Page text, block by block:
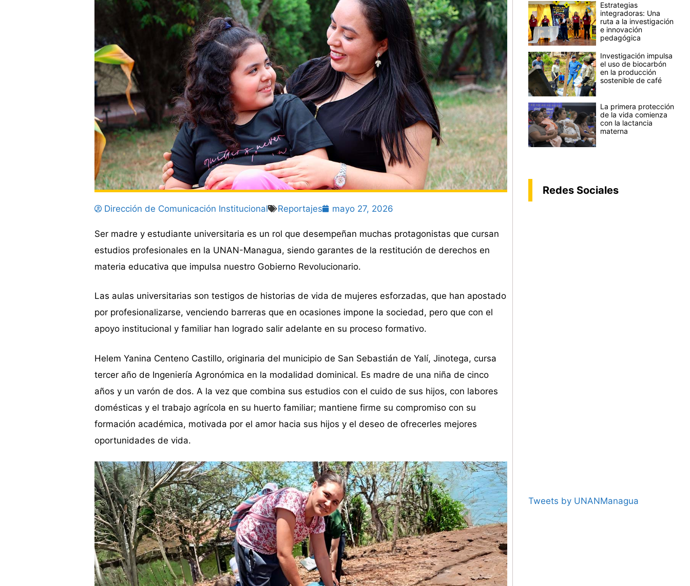
Dirección de Comunicación Institucional Reportajes mayo 27, 2026
Ser madre y estudiante universitaria es un rol que desempeñan muchas protagonistas que cursan
estudios profesionales en la UNAN-Managua, siendo garantes de la restitución de derechos en
materia educativa que impulsa nuestro Gobierno Revolucionario.
Las aulas universitarias son testigos de historias de vida de mujeres esforzadas, que han apostado
por profesionalizarse, venciendo barreras que en ocasiones impone la sociedad, pero que con el
apoyo institucional y familiar han logrado salir adelante en su proceso formativo.
Helem Yanina Centeno Castillo, originaria del municipio de San Sebastián de Yalí, Jinotega, cursa
tercer año de Ingeniería Agronómica en la modalidad dominical. Es madre de una niña de cinco
años y un varón de dos. A la vez que combina sus estudios con el cuido de sus hijos, con labores
domésticas y el trabajo agrícola en su huerto familiar; mantiene firme su compromiso con su
formación académica, motivada por el amor hacia sus hijos y el deseo de ofrecerles mejores
oportunidades de vida.
Estrategias
integradoras: Una
ruta a la investigación
e innovación
pedagógica
Investigación impulsa
el uso de biocarbón
en la producción
sostenible de café
La primera protección
de la vida comienza
con la lactancia
materna
Redes Sociales
Tweets by UNANManagua